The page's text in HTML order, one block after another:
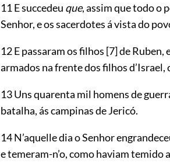
11 E succedeu que, assim que todo o
Senhor, e os sacerdotes á vista do
12 E passaram os filhos [7]de Ruben,
armados na frente dos filhos
13 Uns quarenta mil homens de
batalha, ás campinas de Jericó.
14 N’aquelle dia o Senhor
e temeram-n’o, como haviam temido